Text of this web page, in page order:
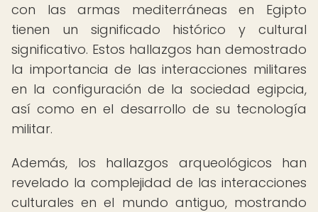
con las armas mediterráneas en Egipto
tienen un significado histórico y cultural
significativo. Estos hallazgos han demostrado
la importancia de las interacciones militares
en la configuración de la sociedad egipcia,
así como en el desarrollo de su tecnología
militar.
Además, los hallazgos arqueológicos han
revelado la complejidad de las interacciones
culturales en el mundo antiguo, mostrando